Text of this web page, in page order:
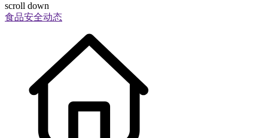
scroll down
食品安全动态